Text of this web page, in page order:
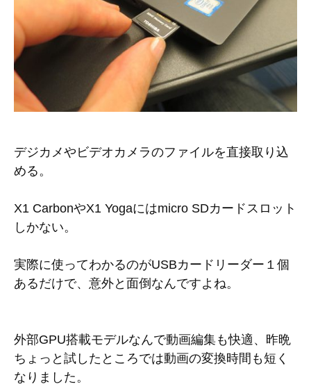
デジカメやビデオカメラのファイルを直接取り込
める。
X1 CarbonやX1 Yogaにはmicro SDカードスロット
しかない。
実際に使ってわかるのがUSBカードリーダー１個
あるだけで、意外と面倒なんですよね。
外部GPU搭載モデルなんで動画編集も快適、昨晩
ちょっと試したところでは動画の変換時間も短く
なりました。